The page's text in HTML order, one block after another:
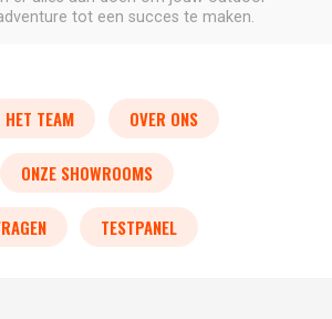
tot een succes te maken.
HET TEAM OVER ONS
ONZE SHOWROOMS
TESTPANEL